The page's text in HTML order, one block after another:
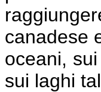
canadese
oceani,
sui laghi